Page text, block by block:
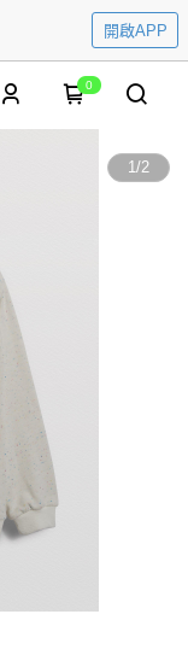
開啟APP
0
1/2